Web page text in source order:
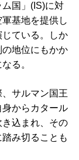
国」(IS)に対
基地を提供し
ている。しか
地位にもかか
る。
サルマン国王
からカタール
込まれ、その
み切ることも